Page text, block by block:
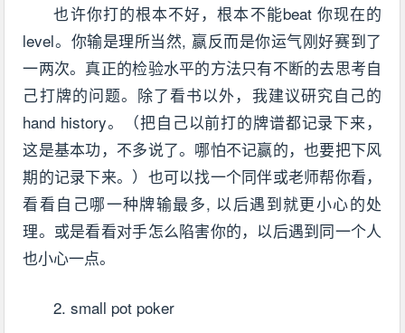
也许你打的根本不好，根本不能beat 你现在的
level。你输是理所当然, 赢反而是你运气刚好赛到了
一两次。真正的检验水平的方法只有不断的去思考自
己打牌的问题。除了看书以外，我建议研究自己的
hand history。（把自己以前打的牌谱都记录下来，
这是基本功，不多说了。哪怕不记赢的，也要把下风
期的记录下来。）也可以找一个同伴或老师帮你看，
看看自己哪一种牌输最多, 以后遇到就更小心的处
理。或是看看对手怎么陷害你的，以后遇到同一个人
也小心一点。
2. small pot poker